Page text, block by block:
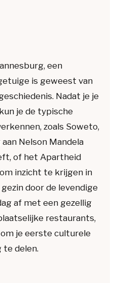
een
is geweest van
Nadat je je
je de typische
zoals Soweto,
Nelson Mandela
of het Apartheid
inzicht te krijgen in
door de levendige
af met een gezellig
restaurants,
je eerste culturele
te delen.